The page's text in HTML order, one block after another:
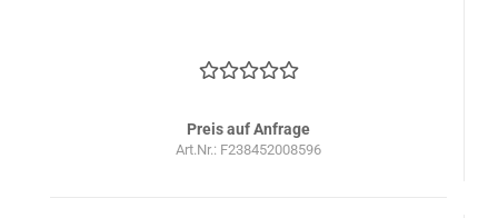
Preis auf Anfrage
Art.Nr.: F238452008596